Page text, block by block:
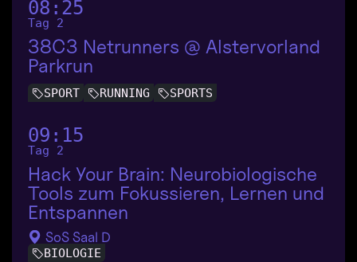
08:25
Tag 2
38C3 Netrunners @ Alstervorland
Parkrun
SPORT RUNNING SPORTS
09:15
Tag 2
Hack Your Brain: Neurobiologische
Tools zum Fokussieren, Lernen und
Entspannen
SoS Saal D
BIOLOGIE